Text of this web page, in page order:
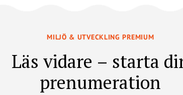
MILJÖ & UTVECKLING PREMIUM
Läs vidare – starta
prenumeration